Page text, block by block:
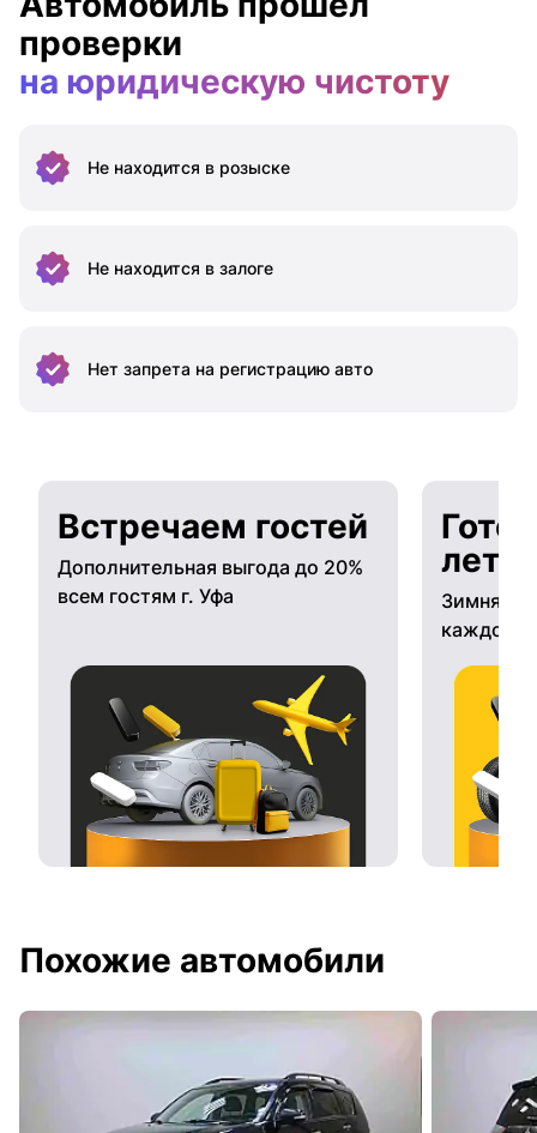
проверки
на юридическую чистоту
Не находится в розыске
Не находится в залоге
Нет запрета на регистрацию авто
Встречаем гостей
Дополнительная выгода до 20%
всем гостям г. Уфа
Зимняя
каждому
Похожие автомобили